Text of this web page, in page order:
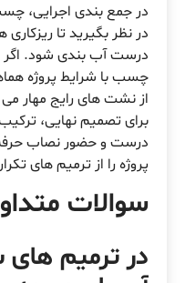
در جمع بندی اجرایی،
در نظر بگیرید تا
درست آب بندی شود. اگر
چسب با شرایط پروژه
از نشت های رایج مهار
برای تصمیم نهایی،
درست و حضور نصاب
پروژه را از ترمیم های
سوالات
در ترمیم